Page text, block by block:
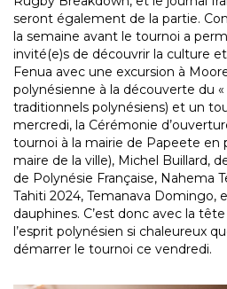
seront également de la partie.
la semaine avant le tournoi a
invité(e)s de découvrir la culture
Fenua avec une excursion à
polynésienne à la découverte du
traditionnels polynésiens) et un
mercredi, la Cérémonie
tournoi à la mairie de Papeete en
maire de la ville), Michel Buillard,
de Polynésie Française, Nahema
Tahiti 2024, Temanava Domingo,
dauphines. C’est donc avec la
l’esprit polynésien si chaleureux
démarrer le tournoi ce vendredi.